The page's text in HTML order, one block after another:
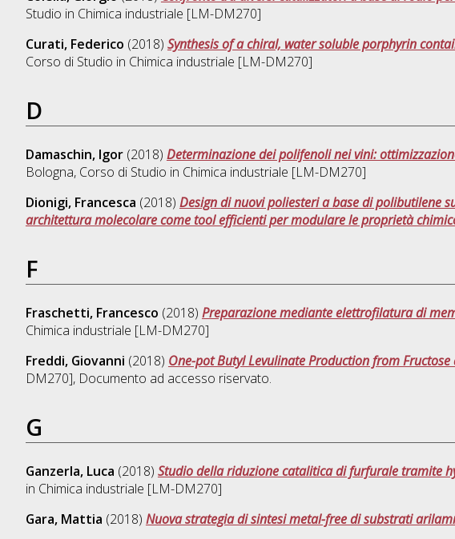
Studio in Chimica industriale [LM-DM270]
Curati, Federico (2018) Synthesis of a chiral, water soluble porphyrin
Corso di Studio in Chimica industriale [LM-DM270]
D
Damaschin, Igor(2018) Determinazione dei polifenoli nei vini:
Bologna, Corso di Studio in Chimica industriale [LM-DM270]
Dionigi, Francesca (2018) Design di nuovi poliesteri a base di polibutilene
architettura molecolare come tool efficienti per modulare le proprietà
F
Fraschetti, Francesco (2018) Preparazione mediante elettrofilatura di
Chimica industriale [LM-DM270]
Freddi, Giovanni (2018) One-pot Butyl Levulinate Production from
DM270], Documento ad accesso riservato.
G
Ganzerla, Luca (2018) Studio della riduzione catalitica di furfurale tramite
in Chimica industriale [LM-DM270]
Gara, Mattia (2018) Nuova strategia di sintesi metal-free di substrati